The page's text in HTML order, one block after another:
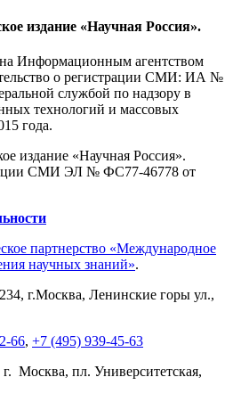
издание «Научная Россия».
Информационным агентством
о регистрации СМИ: ИА №
службой по надзору в
технологий и массовых
года.
издание «Научная Россия».
СМИ ЭЛ № ФС77-46778 от
партнерство «Международное
научных знаний».
, г.Москва, Ленинские горы ул.,
66, +7 (495) 939-45-63
г. Москва, пл. Университетская,